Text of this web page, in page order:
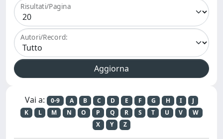
Risultati/Pagina
Autori/Record:
Vai a: 0-9 A B C D E F G H I
J
K
L M N O P Q R S T U V
W
X
Y Z